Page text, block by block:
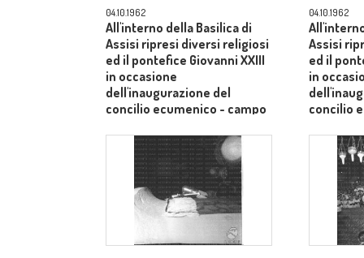
04.10.1962
All'interno della Basilica di
Assisi ripresi diversi religiosi
ed il pontefice Giovanni XXIII
in occasione
dell'inaugurazione del
concilio ecumenico - campo
04.10.1962
Assisi
ed il
in
concilio